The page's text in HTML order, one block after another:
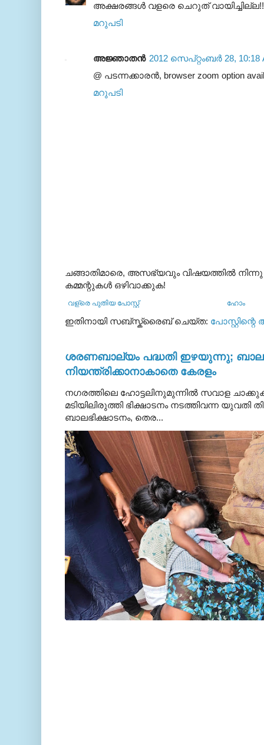
അക്ഷരങ്ങള്‍ വളരെ ചെറുത് വായിച്ചില്ല!!
മറുപടി
അജ്ഞാതന്‍ 2012 സെപ്റ്റംബർ 28, 10:18
@ പടന്നക്കാരൻ, browser zoom option
മറുപടി
ചങ്ങാതിമാരെ, അസഭ്യവും വിഷയത്തില്‍ നിന്നു
കമ്മന്റുകള്‍ ഒഴിവാക്കുക!
വള്രെ പുതിയ പോസ്റ്റ് ഹോം
ഇതിനായി സബ്‌സ്ക്രൈബ് ചെയ്ത:
ശരണബാല്യം പദ്ധതി ഇഴയുന്നു;
നിയന്ത്രിക്കാനാകാതെ കേരളം
നഗരത്തിലെ ഹോട്ടലിനുമുന്നിൽ സവാള
മടിയിലിരുത്തി ഭിക്ഷാടനം നടത്തിവന്ന
ബാലഭിക്ഷാടനം, തെര...